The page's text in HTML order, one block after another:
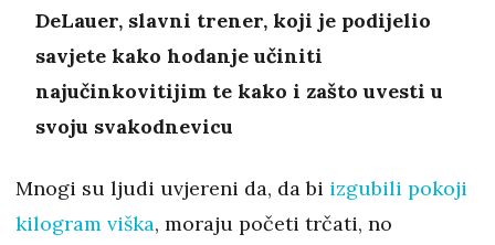
DeLauer, slavni trener, koji je podijelio
savjete kako hodanje učiniti
najučinkovitijim te kako i zašto uvesti u
svoju svakodnevicu
Mnogi su ljudi uvjereni da, da bi izgubili pokoji
kilogram viška, moraju početi trčati, no